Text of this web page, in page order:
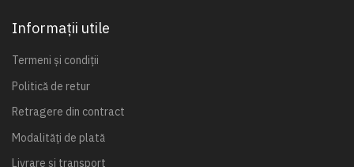
Informații utile
Termeni și condiții
Politică de retur
Retragere din contract
Modalități de plată
Livrare și transport